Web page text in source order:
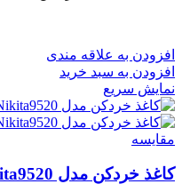
افزودن به علاقه مندی
افزودن به سبد خرید
نمایش سریع
مقايسه
کاغذ خردکن مدل Nikita9520